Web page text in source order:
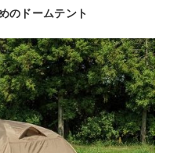
のドームテント